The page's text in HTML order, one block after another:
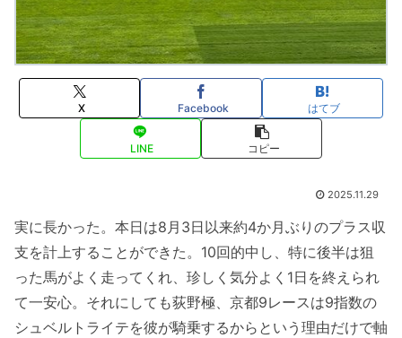
X Facebook はてブ
LINE コピー
2025.11.29
実に長かった。本日は8月3日以来約4か月ぶりのプラス収
支を計上することができた。10回的中し、特に後半は狙
った馬がよく走ってくれ、珍しく気分よく1日を終えられ
て一安心。それにしても荻野極、京都9レースは9指数の
シュベルトライテを彼が騎乗するからという理由だけで軸